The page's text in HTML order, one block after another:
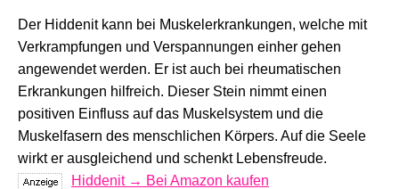
Der Hiddenit kann bei Muskelerkrankungen, welche mit
Verkrampfungen und Verspannungen einher gehen
angewendet werden. Er ist auch bei rheumatischen
Erkrankungen hilfreich. Dieser Stein nimmt einen
positiven Einfluss auf das Muskelsystem und die
Muskelfasern des menschlichen Körpers. Auf die Seele
wirkt er ausgleichend und schenkt Lebensfreude.
Hiddenit → Bei Amazon kaufen